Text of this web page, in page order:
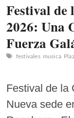
Festival de
2026: Una
Fuerza
festivales musica
Festival de la
Nueva sede